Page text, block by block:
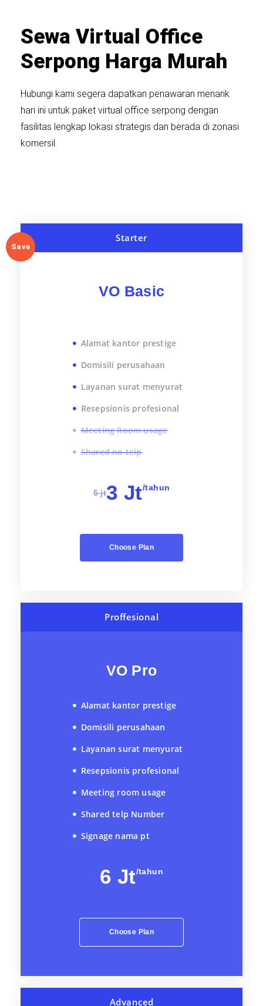
Sewa Virtual Office
Serpong Harga Murah
Hubungi kami segera dapatkan penawaran menarik
hari ini untuk paket virtual office serpong dengan
fasilitas lengkap lokasi strategis dan berada di zonasi
komersil.
Starter
VO Basic
Alamat kantor prestige
Domisili perusahaan
Layanan surat menyurat
Resepsionis profesional
Meeting Room usage
Shared no telp
5 jt3 Jt/tahun
Choose Plan
Save
Proffesional
VO Pro
Alamat kantor prestige
Domisili perusahaan
Layanan surat menyurat
Resepsionis profesional
Meeting room usage
Shared telp Number
Signage nama pt
6 Jt/tahun
Choose Plan
Advanced